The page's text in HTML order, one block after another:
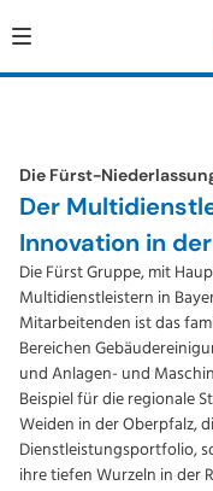
Die Fürst-
Der
Innovation in
Die Fürst Gruppe, mit
Multidienstleistern in
Mitarbeitenden ist das
Bereichen
und Anlagen- und
Beispiel für die regionale
Weiden in der Oberpfalz,
Dienstleistungsportfolio,
ihre tiefen Wurzeln in der